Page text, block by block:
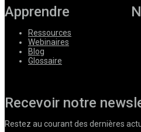
Apprendre
Ressources
Webinaires
Blog
Glossaire
Recevoir notre
Restez au courant des dernières